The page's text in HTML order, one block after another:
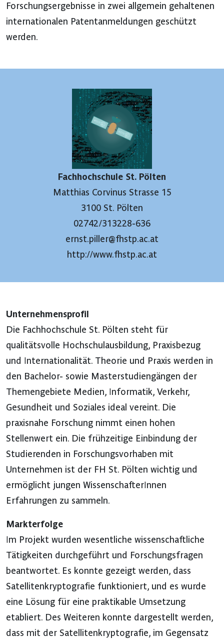
Forschungsergebnisse in zwei allgemein gehaltenen
internationalen Patentanmeldungen geschützt
werden.
Fachhochschule St. Pölten
Matthias Corvinus Strasse 15
3100 St. Pölten
02742/313228-636
ernst.piller@fhstp.ac.at
http://www.fhstp.ac.at
Unternehmensprofil
Die Fachhochschule St. Pölten steht für
qualitätsvolle Hochschulausbildung, Praxisbezug
und Internationalität. Theorie und Praxis werden in
den Bachelor- sowie Masterstudiengängen der
Themengebiete Medien, Informatik, Verkehr,
Gesundheit und Soziales ideal vereint. Die
praxisnahe Forschung nimmt einen hohen
Stellenwert ein. Die frühzeitige Einbindung der
Studierenden in Forschungsvorhaben mit
Unternehmen ist der FH St. Pölten wichtig und
ermöglicht jungen WissenschafterInnen
Erfahrungen zu sammeln.
Markterfolge
Im Projekt wurden wesentliche wissenschaftliche
Tätigkeiten durchgeführt und Forschungsfragen
beantwortet. Es konnte gezeigt werden, dass
Satellitenkryptografie funktioniert, und es wurde
eine Lösung für eine praktikable Umsetzung
etabliert. Des Weiteren konnte dargestellt werden,
dass mit der Satellitenkryptografie, im Gegensatz